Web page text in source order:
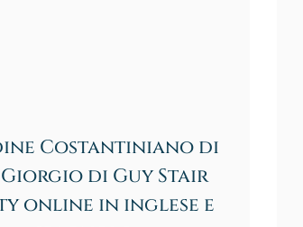
Costantiniano di
Giorgio di Guy Stair
online in inglese e